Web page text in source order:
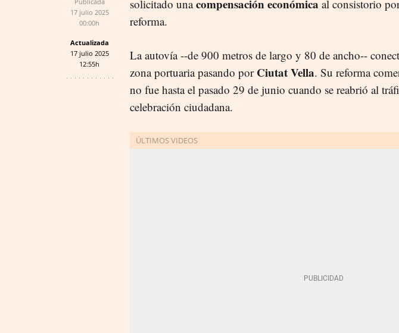
17 julio 2025
00:00h
Actualizada
17 julio 2025
12:55h
solicitado unacompensación económica al consistorio
reforma.
La autovía --de 900 metros de largo y 80 de ancho--
zona portuaria pasando por Ciutat Vella. Su reforma
no fue hasta el pasado 29 de junio cuando se reabrió al
celebración ciudadana.